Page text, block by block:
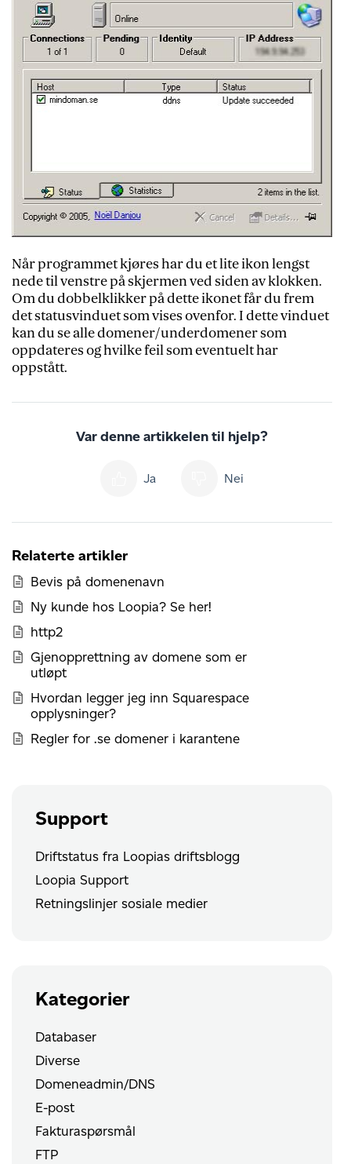
Når programmet kjøres har du et lite ikon lengst
nede til venstre på skjermen ved siden av klokken.
Om du dobbelklikker på dette ikonet får du frem
det statusvinduet som vises ovenfor. I dette vinduet
kan du se alle domener/underdomener som
oppdateres og hvilke feil som eventuelt har
oppstått.
Var denne artikkelen til hjelp?
Ja Nei
Relaterte artikler
Bevis på domenenavn
Ny kunde hos Loopia? Se her!
http2
Gjenopprettning av domene som er
utløpt
Hvordan legger jeg inn Squarespace
opplysninger?
Regler for .se domener i karantene
Support
Driftstatus fra Loopias driftsblogg
Loopia Support
Retningslinjer sosiale medier
Kategorier
Databaser
Diverse
Domeneadmin/DNS
E-post
Fakturaspørsmål
FTP